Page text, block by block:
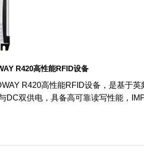
R420高性能RFID设备
R420高性能RFID设备，是基于
DC双供电，具备高可靠读写性能，